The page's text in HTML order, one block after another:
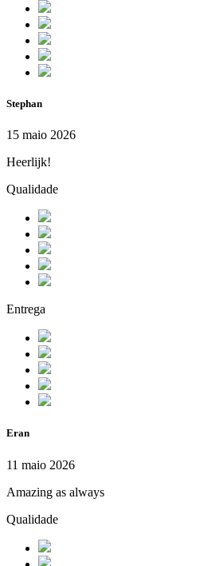
Stephan
15 maio 2026
Heerlijk!
Qualidade
Entrega
Eran
11 maio 2026
Amazing as always
Qualidade